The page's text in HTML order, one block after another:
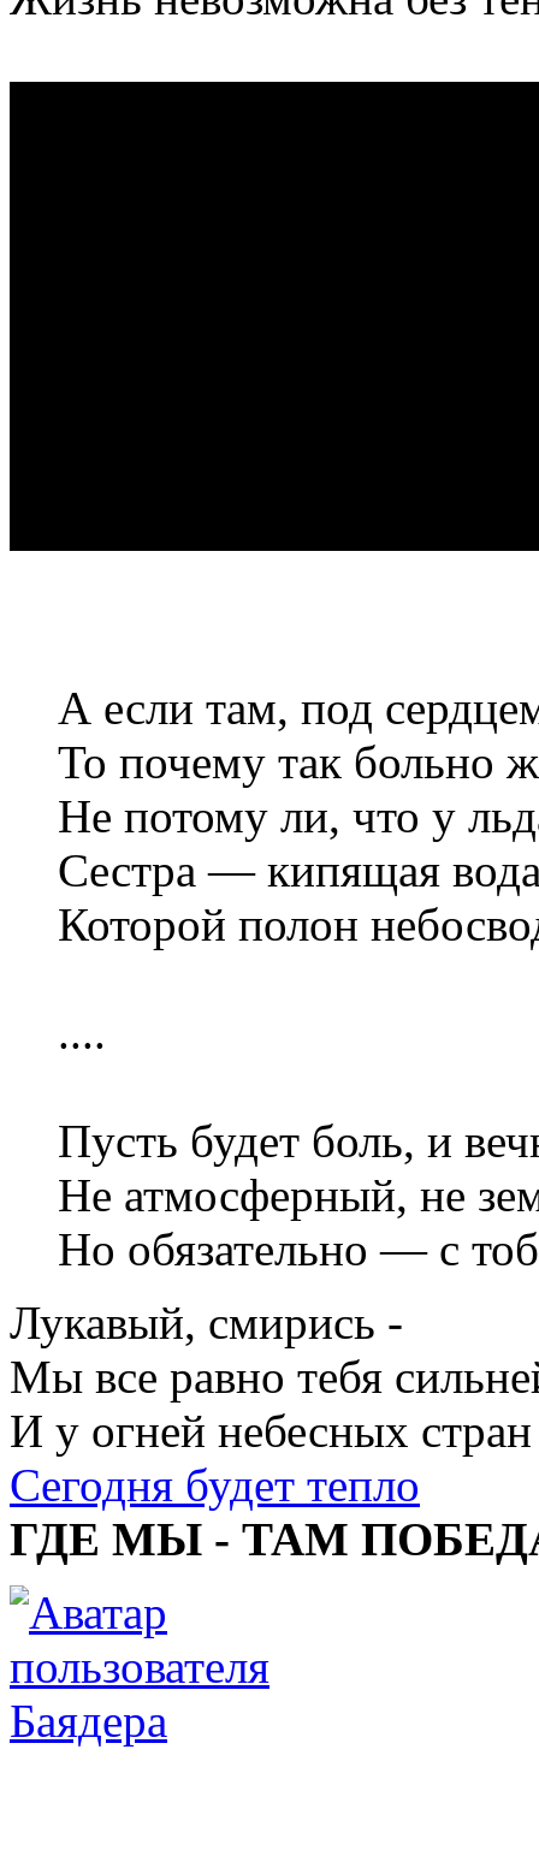
А если там, под
То почему так больно
Не потому ли, что у
Сестра — кипящая
Которой полон
....
Пусть будет боль, и
Не атмосферный, не
Но обязательно — с
Лукавый, смирись -
Мы все равно тебя
И у огней небесных стран
Сегодня будет тепло
ГДЕ МЫ - ТАМ
Баядера